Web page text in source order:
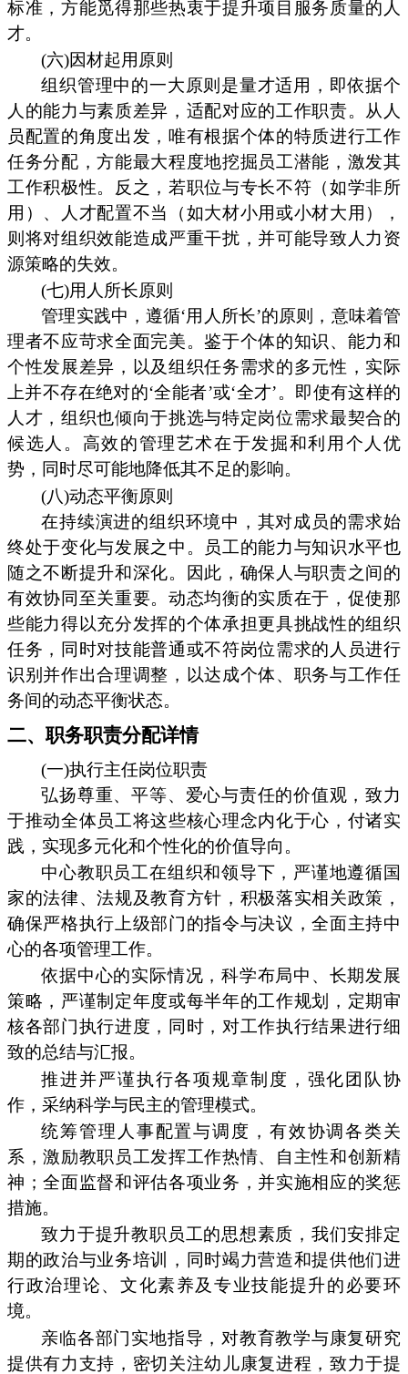
标准，方能觅得那些热衷于提升项目服务质量的人
才。
(六)因材起用原则
组织管理中的一大原则是量才适用，即依据个
人的能力与素质差异，适配对应的工作职责。从人
员配置的角度出发，唯有根据个体的特质进行工作
任务分配，方能最大程度地挖掘员工潜能，激发其
工作积极性。反之，若职位与专长不符（如学非所
用）、人才配置不当（如大材小用或小材大用），
则将对组织效能造成严重干扰，并可能导致人力资
源策略的失效。
(七)用人所长原则
管理实践中，遵循‘用人所长’的原则，意味着管
理者不应苛求全面完美。鉴于个体的知识、能力和
个性发展差异，以及组织任务需求的多元性，实际
上并不存在绝对的‘全能者’或‘全才’。即使有这样的
人才，组织也倾向于挑选与特定岗位需求最契合的
候选人。高效的管理艺术在于发掘和利用个人优
势，同时尽可能地降低其不足的影响。
(八)动态平衡原则
在持续演进的组织环境中，其对成员的需求始
终处于变化与发展之中。员工的能力与知识水平也
随之不断提升和深化。因此，确保人与职责之间的
有效协同至关重要。动态均衡的实质在于，促使那
些能力得以充分发挥的个体承担更具挑战性的组织
任务，同时对技能普通或不符岗位需求的人员进行
识别并作出合理调整，以达成个体、职务与工作任
务间的动态平衡状态。
二、职务职责分配详情
(一)执行主任岗位职责
弘扬尊重、平等、爱心与责任的价值观，致力
于推动全体员工将这些核心理念内化于心，付诸实
践，实现多元化和个性化的价值导向。
中心教职员工在组织和领导下，严谨地遵循国
家的法律、法规及教育方针，积极落实相关政策，
确保严格执行上级部门的指令与决议，全面主持中
心的各项管理工作。
依据中心的实际情况，科学布局中、长期发展
策略，严谨制定年度或每半年的工作规划，定期审
核各部门执行进度，同时，对工作执行结果进行细
致的总结与汇报。
推进并严谨执行各项规章制度，强化团队协
作，采纳科学与民主的管理模式。
统筹管理人事配置与调度，有效协调各类关
系，激励教职员工发挥工作热情、自主性和创新精
神；全面监督和评估各项业务，并实施相应的奖惩
措施。
致力于提升教职员工的思想素质，我们安排定
期的政治与业务培训，同时竭力营造和提供他们进
行政治理论、文化素养及专业技能提升的必要环
境。
亲临各部门实地指导，对教育教学与康复研究
提供有力支持，密切关注幼儿康复进程，致力于提